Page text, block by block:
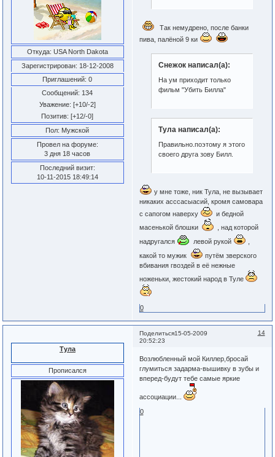
Откуда: USA North Dakota
Зарегистрирован: 18-12-2008
Приглашений: 0
Сообщений: 134
Уважение: [+10/-2]
Позитив: [+12/-0]
Пол: Мужской
Провел на форуме:
3 дня 18 часов
Последний визит:
10-11-2015 18:49:14
Так немудрено, после банки
пива, палёной 9 ки
Снежок написал(а):
На ум приходит только
фильм "Убить Билла"
Тула написал(а):
Правильно.поэтому я этого
своего друга зову Билл.
у мне тоже, ник Тула, не вызывает
никаких асссасыасий, кромя самовара
с сапогом наверху
и бедной
масенькой блошки
, над которой
надругался
левой рукой
какой то мужик
путём зверского
вбивания гвоздей в её нежные
ноженьки, жестокий народ в Туле
0
Поделиться 14
15-05-2009
20:52:23
Тула
Прописался
Возлюбленный мой Киллер,бросай
глумиться задарма-вышивку в зубы и
вперед-будут тебе самые яркие
ассоциации...
0